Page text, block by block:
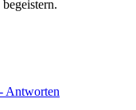
Antworten